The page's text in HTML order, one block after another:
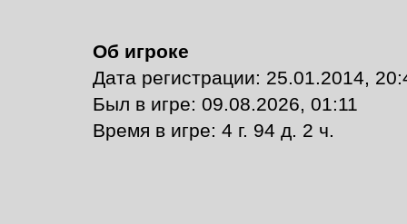
Об игроке
Дата регистрации: 25.01.2014,
Был в игре: 09.08.2026, 01:11
Время в игре: 4 г. 94 д. 2 ч.